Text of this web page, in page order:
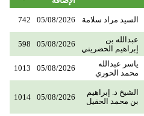
السيد مراد سلامة 05/08/2026
742
عبدالله بن
إبراهيم الحضريتي
05/08/2026
598
ياسر عبدالله
محمد الحوري
05/08/2026
1013
الشيخ د. إبراهيم
بن محمد الحقيل
05/08/2026
1014